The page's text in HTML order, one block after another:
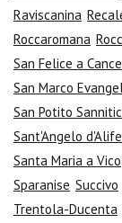
Raviscanina
Roccaromana
San Felice a
San Marco
San Potito
Sant'Angelo d'Alife
Santa Maria a Vico
Sparanise Succivo
Trentola-Ducenta